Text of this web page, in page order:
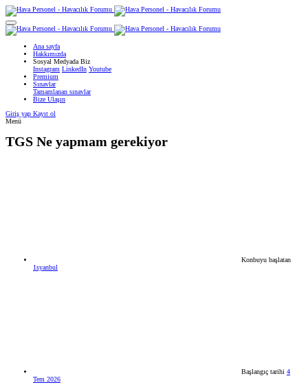
Ana sayfa
Hakkımızda
Sosyal Medyada Biz
Instagram LinkedIn Youtube
Premium
Sınavlar
Tamamlanan sınavlar
Bize Ulaşın
Giriş yap Kayıt ol
Menü
TGS Ne yapmam gerekiyor
Konbuyu başlatan
1syanbul
Başlangıç tarihi 4
Tem 2026